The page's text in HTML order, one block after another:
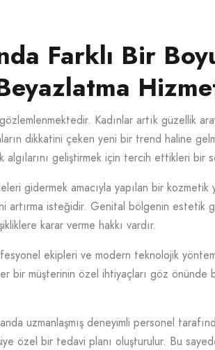
Farklı Bir
Kadınlar artık güzellik
dikkatini çeken yeni bir trend haline
geliştirmek için tercih ettikleri bir
gidermek amacıyla yapılan bir
artırma isteğidir. Genital bölgenin estetik
karar verme hakkı vardır.
ekipleri ve modern teknolojik
bir müşterinin özel ihtiyaçları göz önünde
uzmanlaşmış deneyimli personel
özel bir tedavi planı oluşturulur. Bu